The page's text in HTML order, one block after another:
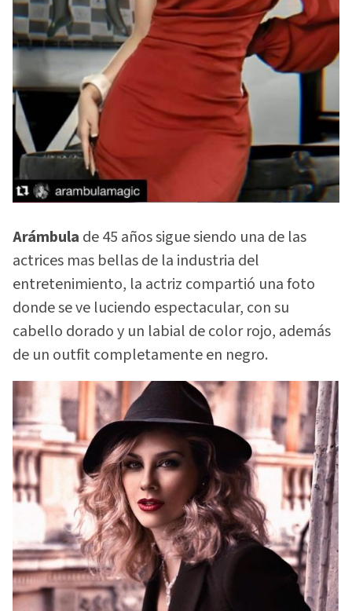
Arámbula de 45 años sigue siendo una de las
actrices mas bellas de la industria del
entretenimiento, la actriz compartió una foto
donde se ve luciendo espectacular, con su
cabello dorado y un labial de color rojo, además
de un outfit completamente en negro.